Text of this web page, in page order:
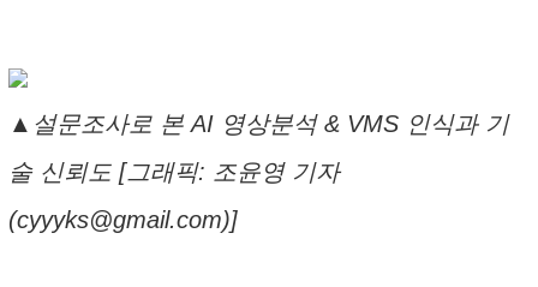
▲설문조사로 본 AI 영상분석 & VMS 인식과 기
술 신뢰도 [그래픽: 조윤영 기자
(cyyyks@gmail.com)]